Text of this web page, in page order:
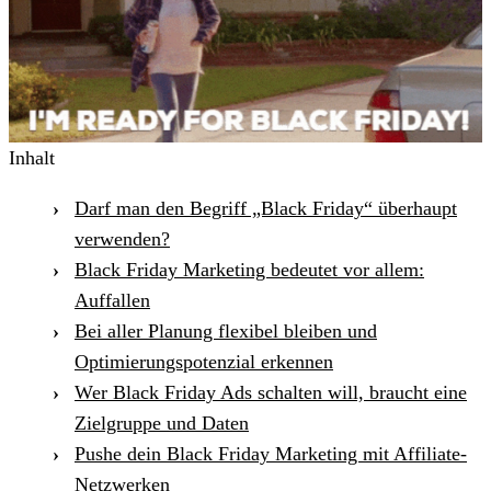
Inhalt
Darf man den Begriff „Black Friday“ überhaupt
verwenden?
Black Friday Marketing bedeutet vor allem:
Auffallen
Bei aller Planung flexibel bleiben und
Optimierungspotenzial erkennen
Wer Black Friday Ads schalten will, braucht eine
Zielgruppe und Daten
Pushe dein Black Friday Marketing mit Affiliate-
Netzwerken